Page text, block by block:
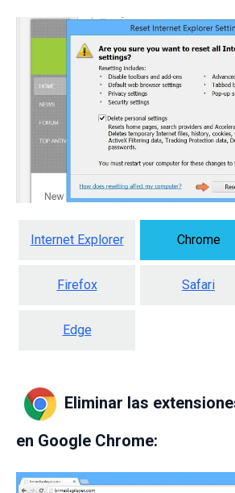
Internet Explorer Chrome
Firefox Safari
Edge
Eliminar las
en Google Chrome: